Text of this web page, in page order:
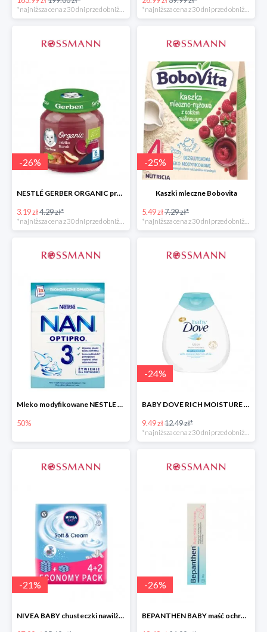
*najniższa cena z 30 dni przed obniżką *najniższa cena z 30 dni przed obniżką
-26%
NESTLÉ GERBER ORGANIC przeciery i deserki owocowe
3.19 zł4.29 zł*
-25%
Kaszki mleczne Bobovita
5.49 zł7.29 zł*
Mleko modyfikowane NESTLE NAN OPTIPRO 3 -50%
50%
-24%
BABY DOVE RICH MOISTURE balsam nawilżający
9.49 zł12.49 zł*
-21%
NIVEA BABY chusteczki nawilżane
-26%
BEPANTHEN BABY maść ochronna